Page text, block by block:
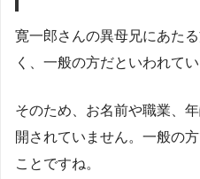
寛一郎さんの異母兄にあた
く、一般の方だといわれてい
そのため、お名前や職業、
開されていません。一般の
ことですね。